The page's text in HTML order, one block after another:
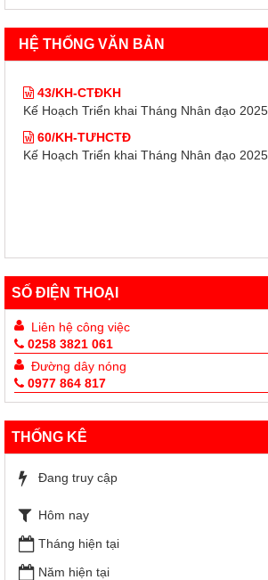
HỆ THỐNG VĂN BẢN
60/KH-TƯHCTĐ
Kế Hoạch Triển khai Tháng Nhân đạo 2025
43/KH-CTĐKH
Kế Hoạch Triển khai Tháng Nhân đạo 2025
60/KH-TƯHCTĐ
Kế Hoạch Triển khai Tháng Nhân đạo 2025
SỐ ĐIỆN THOẠI
Liên hệ công việc
0258 3821 061
Đường dây nóng
0977 864 817
THỐNG KÊ
Đang truy cập
Hôm nay
Tháng hiện tại
Năm hiện tại